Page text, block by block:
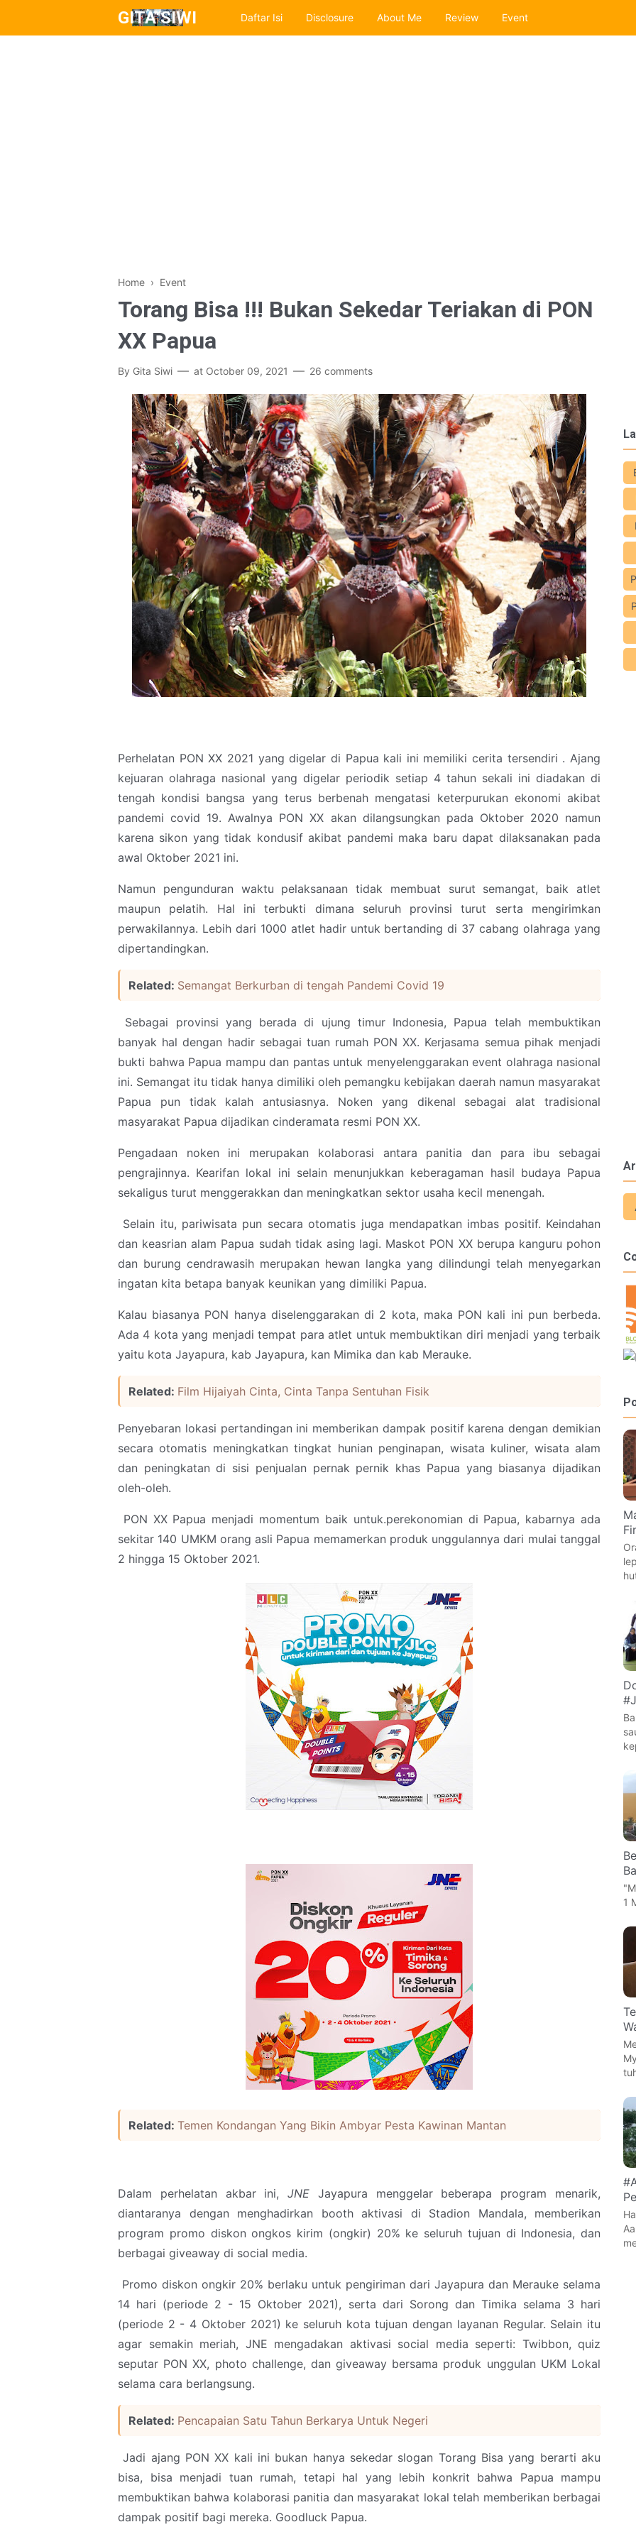
GITA SIWI Daftar Isi Disclosure About Me Review Event
Home › Event
Torang Bisa !!! Bukan Sekedar Teriakan di PON
XX Papua
By Gita Siwi at October 09, 2021 26 comments
Perhelatan PON XX 2021 yang digelar di Papua kali ini memiliki cerita tersendiri . Ajang
kejuaran olahraga nasional yang digelar periodik setiap 4 tahun sekali ini diadakan di
tengah kondisi bangsa yang terus berbenah mengatasi keterpurukan ekonomi akibat
pandemi covid 19. Awalnya PON XX akan dilangsungkan pada Oktober 2020 namun
karena sikon yang tidak kondusif akibat pandemi maka baru dapat dilaksanakan pada
awal Oktober 2021 ini.
Namun pengunduran waktu pelaksanaan tidak membuat surut semangat, baik atlet
maupun pelatih. Hal ini terbukti dimana seluruh provinsi turut serta mengirimkan
perwakilannya. Lebih dari 1000 atlet hadir untuk bertanding di 37 cabang olahraga yang
dipertandingkan.
Related: Semangat Berkurban di tengah Pandemi Covid 19
Sebagai provinsi yang berada di ujung timur Indonesia, Papua telah membuktikan
banyak hal dengan hadir sebagai tuan rumah PON XX. Kerjasama semua pihak menjadi
bukti bahwa Papua mampu dan pantas untuk menyelenggarakan event olahraga nasional
ini. Semangat itu tidak hanya dimiliki oleh pemangku kebijakan daerah namun masyarakat
Papua pun tidak kalah antusiasnya. Noken yang dikenal sebagai alat tradisional
masyarakat Papua dijadikan cinderamata resmi PON XX.
Pengadaan noken ini merupakan kolaborasi antara panitia dan para ibu sebagai
pengrajinnya. Kearifan lokal ini selain menunjukkan keberagaman hasil budaya Papua
sekaligus turut menggerakkan dan meningkatkan sektor usaha kecil menengah.
Selain itu, pariwisata pun secara otomatis juga mendapatkan imbas positif. Keindahan
dan keasrian alam Papua sudah tidak asing lagi. Maskot PON XX berupa kanguru pohon
dan burung cendrawasih merupakan hewan langka yang dilindungi telah menyegarkan
ingatan kita betapa banyak keunikan yang dimiliki Papua.
Kalau biasanya PON hanya diselenggarakan di 2 kota, maka PON kali ini pun berbeda.
Ada 4 kota yang menjadi tempat para atlet untuk membuktikan diri menjadi yang terbaik
yaitu kota Jayapura, kab Jayapura, kan Mimika dan kab Merauke.
Related: Film Hijaiyah Cinta, Cinta Tanpa Sentuhan Fisik
Penyebaran lokasi pertandingan ini memberikan dampak positif karena dengan demikian
secara otomatis meningkatkan tingkat hunian penginapan, wisata kuliner, wisata alam
dan peningkatan di sisi penjualan pernak pernik khas Papua yang biasanya dijadikan
oleh-oleh.
PON XX Papua menjadi momentum baik untuk.perekonomian di Papua, kabarnya ada
sekitar 140 UMKM orang asli Papua memamerkan produk unggulannya dari mulai tanggal
2 hingga 15 Oktober 2021.
Related: Temen Kondangan Yang Bikin Ambyar Pesta Kawinan Mantan
Dalam perhelatan akbar ini,JNE Jayapura menggelar beberapa program menarik,
diantaranya dengan menghadirkan booth aktivasi di Stadion Mandala, memberikan
program promo diskon ongkos kirim (ongkir) 20% ke seluruh tujuan di Indonesia, dan
berbagai giveaway di social media.
Promo diskon ongkir 20% berlaku untuk pengiriman dari Jayapura dan Merauke selama
14 hari (periode 2 - 15 Oktober 2021), serta dari Sorong dan Timika selama 3 hari
(periode 2 - 4 Oktober 2021) ke seluruh kota tujuan dengan layanan Regular. Selain itu
agar semakin meriah, JNE mengadakan aktivasi social media seperti: Twibbon, quiz
seputar PON XX, photo challenge, dan giveaway bersama produk unggulan UKM Lokal
selama cara berlangsung.
Related: Pencapaian Satu Tahun Berkarya Untuk Negeri
Jadi ajang PON XX kali ini bukan hanya sekedar slogan Torang Bisa yang berarti aku
bisa, bisa menjadi tuan rumah, tetapi hal yang lebih konkrit bahwa Papua mampu
membuktikan bahwa kolaborasi panitia dan masyarakat lokal telah memberikan berbagai
dampak positif bagi mereka. Goodluck Papua.
1